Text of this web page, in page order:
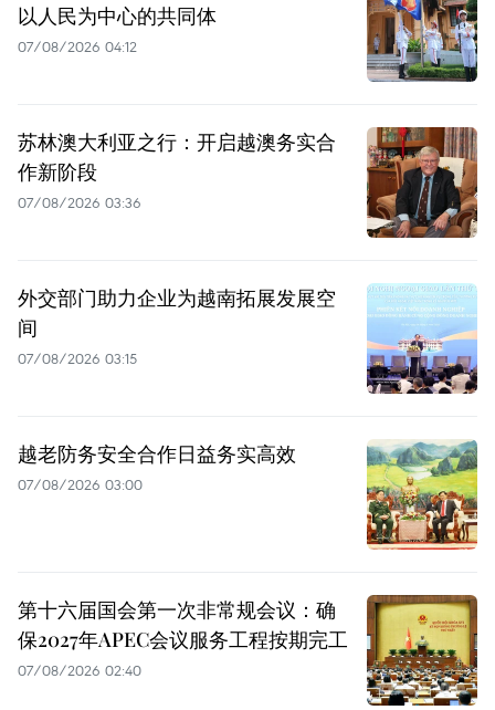
以人民为中心的共同体
07/08/2026 04:12
苏林澳大利亚之行：开启越澳务实合
作新阶段
07/08/2026 03:36
外交部门助力企业为越南拓展发展空
间
07/08/2026 03:15
越老防务安全合作日益务实高效
07/08/2026 03:00
第十六届国会第一次非常规会议：确
保2027年APEC会议服务工程按期完工
07/08/2026 02:40